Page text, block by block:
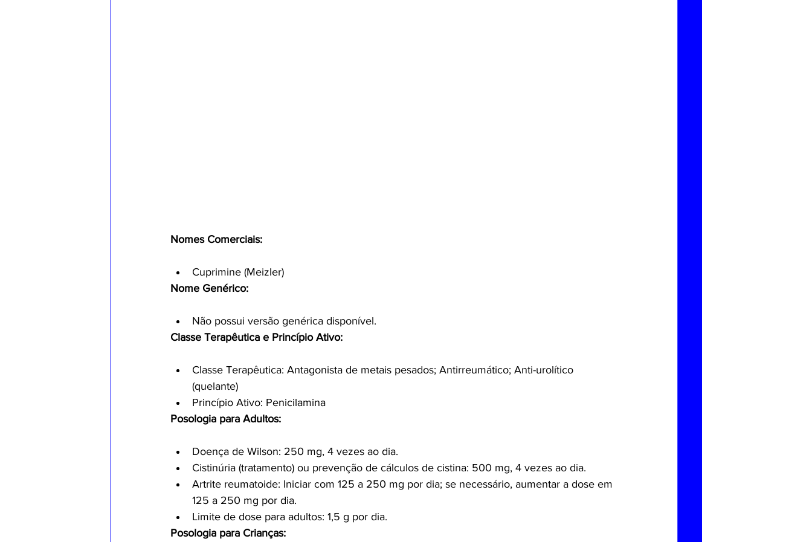
Nomes Comerciais:
Cuprimine (Meizler)
Nome Genérico:
Não possui versão genérica disponível.
Classe Terapêutica e Princípio Ativo:
Classe Terapêutica: Antagonista de metais pesados; Antirreumático; Anti-urolítico
(quelante)
Princípio Ativo: Penicilamina
Posologia para Adultos:
Doença de Wilson: 250 mg, 4 vezes ao dia.
Cistinúria (tratamento) ou prevenção de cálculos de cistina: 500 mg, 4 vezes ao dia.
Artrite reumatoide: Iniciar com 125 a 250 mg por dia; se necessário, aumentar a dose em
125 a 250 mg por dia.
Limite de dose para adultos: 1,5 g por dia.
Posologia para Crianças: